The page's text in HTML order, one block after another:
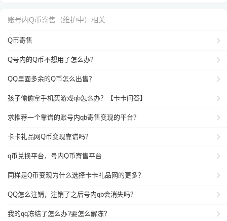
账号内Q币寄售（维护中）相关
Q币寄售
Q号内的Q币不想用了怎么办？
QQ里面多余的Q币怎么出售？
孩子偷偷拿手机买游戏qb怎么办？【卡卡问答】
求推荐一个靠谱的账号内qb寄售变现的平台？
卡卡礼品网Q币变现靠谱吗？
q币兑换平台，号内Q币寄售平台
同样是Q币变现为什么选择卡卡礼品网的更多？
QQ怎么注销，注销了之后号内qb会消失吗？
我的qq冻结了怎么办?要怎么解冻？